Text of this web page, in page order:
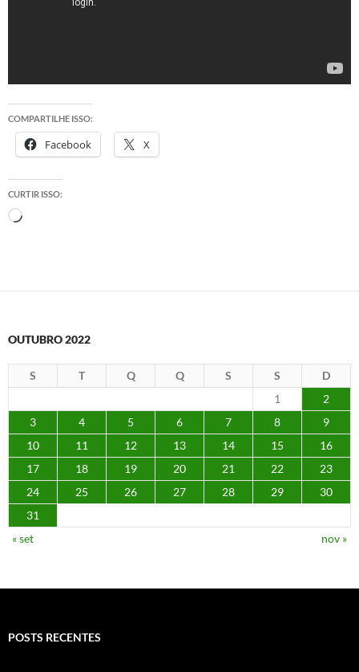
COMPARTILHE ISSO:
Facebook X
CURTIR ISSO:
Carregando...
OUTUBRO 2022
S T Q Q S S
D
1
2
3
4 5 6 7 8
9
10
11 12 13 14 15
16
17
18 19 20 21 22
23
24
25 26 27 28 29
30
31
« set
nov »
POSTS RECENTES